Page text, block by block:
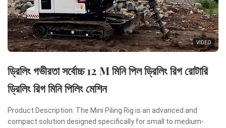
VIDEO
ড্রিলিং গভীরতা সর্বোচ্চ 12 M মিনি পিল ড্রিলিং রিগ রোটারি
ড্রিলিং রিগ মিনি পিলিং মেশিন
Product Description: The Mini Piling Rig is an advanced and
compact solution designed specifically for small to medium-